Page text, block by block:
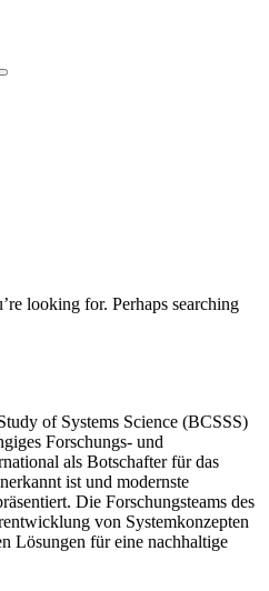
looking for. Perhaps searching
of Systems Science (BCSSS)
Forschungs- und
als Botschafter für das
ist und modernste
Die Forschungsteams des
von Systemkonzepten
Lösungen für eine nachhaltige